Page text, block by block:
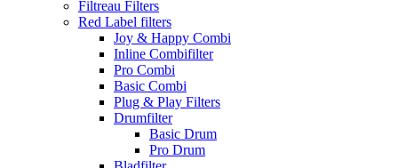
Filtreau Filters
Red Label filters
Joy & Happy Combi
Inline Combifilter
Pro Combi
Basic Combi
Plug & Play Filters
Drumfilter
Basic Drum
Pro Drum